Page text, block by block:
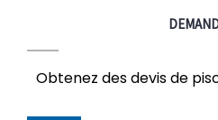
Obtenez des devis de